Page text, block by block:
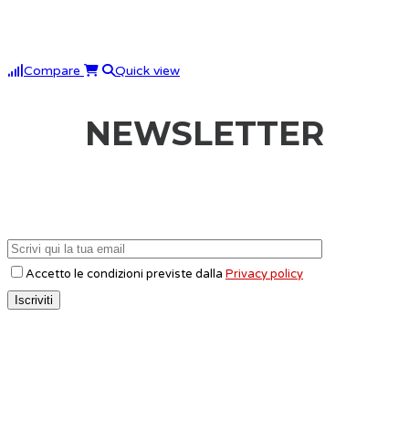
Compare Quick view
NEWSLETTER
Accetto le condizioni previste dalla Privacy policy